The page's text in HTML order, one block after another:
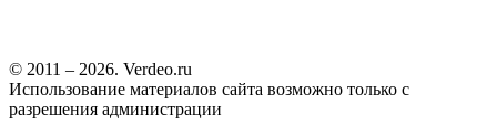
© 2011 – 2026. Verdeo.ru
Использование материалов сайта возможно только с
разрешения администрации